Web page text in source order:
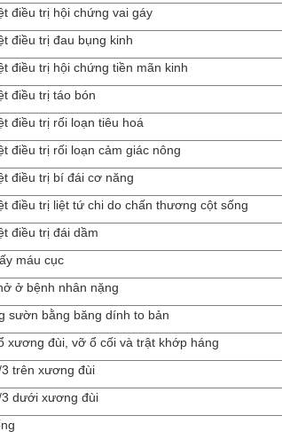
điều trị hội chứng vai gáy
điều trị đau bụng kinh
điều trị hội chứng tiền mãn kinh
điều trị táo bón
điều trị rối loạn tiêu hoá
điều trị rối loạn cảm giác nông
điều trị bí đái cơ năng
điều trị liệt tứ chi do chấn thương cột sống
điều trị đái dầm
máu cục
ở bệnh nhân nặng
sườn bằng băng dính to bản
xương đùi, vỡ ổ cối và trật khớp háng
trên xương đùi
dưới xương đùi